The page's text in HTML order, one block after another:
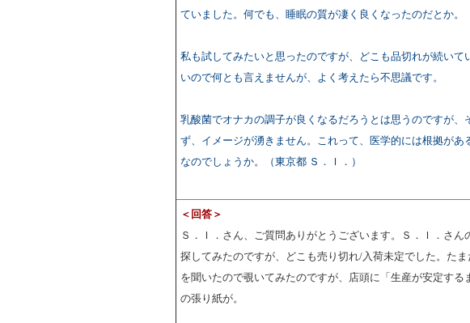
ていました。何でも、睡眠の質が凄く良くなったのだとか。
私も試してみたいと思ったのですが、どこも品切れが続い
いので何とも言えませんが、よく考えたら不思議です。
乳酸菌でオナカの調子が良くなるだろうとは思うのですが
ず、イメージが湧きません。これって、医学的には根拠が
なのでしょうか。（東京都 Ｓ．Ｉ．）
＜回答＞
Ｓ．Ｉ．さん、ご質問ありがとうございます。Ｓ．Ｉ．さ
探してみたのですが、どこも売り切れ/入荷未定でした。た
を聞いたので覗いてみたのですが、店頭に「生産が安定す
の張り紙が。